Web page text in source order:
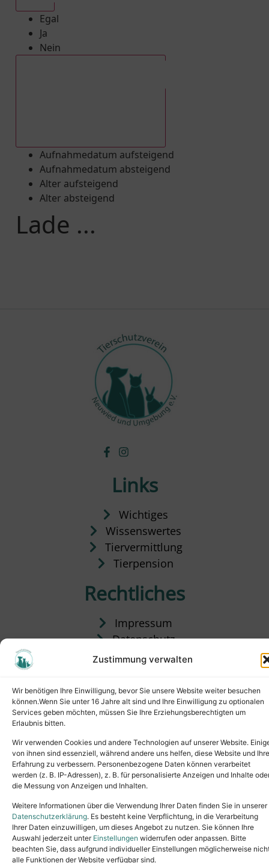
Zustimmung verwalten
Wir benötigen Ihre Einwilligung, bevor Sie unsere Website weiter besuchen
können.Wenn Sie unter 16 Jahre alt sind und Ihre Einwilligung zu optionalen
Services geben möchten, müssen Sie Ihre Erziehungsberechtigten um
Erlaubnis bitten.
Wir verwenden Cookies und andere Technologien auf unserer Website.
von ihnen sind essenziell, während andere uns helfen, diese Website und Ihre
Erfahrung zu verbessern. Personenbezogene Daten können verarbeitet
werden (z. B. IP-Adressen), z. B. für personalisierte Anzeigen und Inhalte
die Messung von Anzeigen und Inhalten.
Weitere Informationen über die Verwendung Ihrer Daten finden Sie in unserer
Datenschutzerklärung. Es besteht keine Verpflichtung, in die Verarbeitung
Ihrer Daten einzuwilligen, um dieses Angebot zu nutzen. Sie können Ihre
Auswahl jederzeit unter Einstellungen widerrufen oder anpassen. Bitte
beachten Sie, dass aufgrund individueller Einstellungen möglicherweise
alle Funktionen der Website verfügbar sind.
Egal
Ja
Nein
Aufnahmedatum aufsteigend
Aufnahmedatum absteigend
Alter aufsteigend
Alter absteigend
Lade ...
Links
Wichtiges
Wissenswertes
Tiervermittlung
Tierpension
Rechtliches
Impressum
Datenschutz
Satzung
Copyright © 2024. All rights reserved.
Tel.: (02631) 55356buero@tierheim-neuwied.de
Ludwigshof 1, 56567 Neuwied